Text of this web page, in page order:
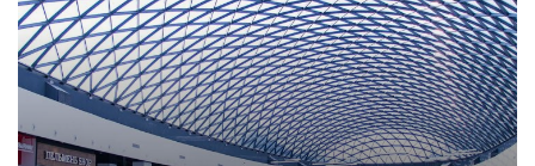
ТАМ И ТУТ
СТИЛЬ ЖИЗНИ
ХАЙП
ЧЕЛОВЕК ОСОБЕННЫЙ